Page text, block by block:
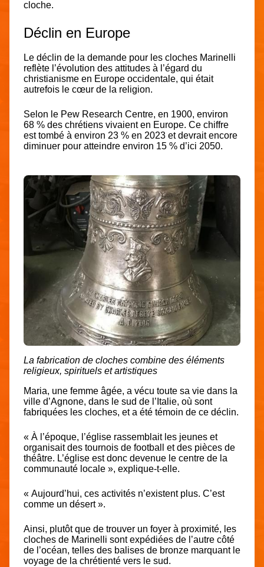
cloche.
Déclin en Europe
Le déclin de la demande pour les cloches Marinelli
reflète l’évolution des attitudes à l’égard du
christianisme en Europe occidentale, qui était
autrefois le cœur de la religion.
Selon le Pew Research Centre, en 1900, environ
68 % des chrétiens vivaient en Europe. Ce chiffre
est tombé à environ 23 % en 2023 et devrait encore
diminuer pour atteindre environ 15 % d’ici 2050.
La fabrication de cloches combine des éléments
religieux, spirituels et artistiques
Maria, une femme âgée, a vécu toute sa vie dans la
ville d’Agnone, dans le sud de l’Italie, où sont
fabriquées les cloches, et a été témoin de ce déclin.
« À l’époque, l’église rassemblait les jeunes et
organisait des tournois de football et des pièces de
théâtre. L’église est donc devenue le centre de la
communauté locale », explique-t-elle.
« Aujourd’hui, ces activités n’existent plus. C’est
comme un désert ».
Ainsi, plutôt que de trouver un foyer à proximité, les
cloches de Marinelli sont expédiées de l’autre côté
de l’océan, telles des balises de bronze marquant le
voyage de la chrétienté vers le sud.